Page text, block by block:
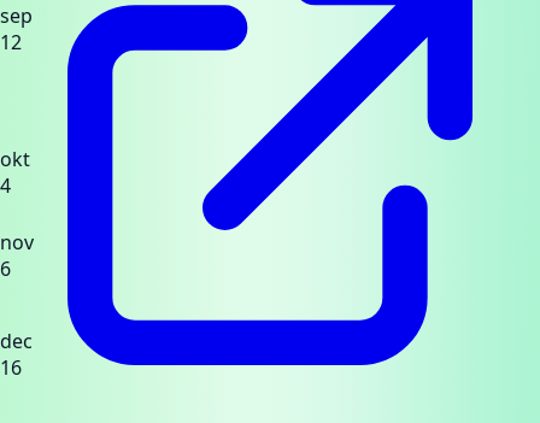
sep
12
okt
4
nov
6
dec
16